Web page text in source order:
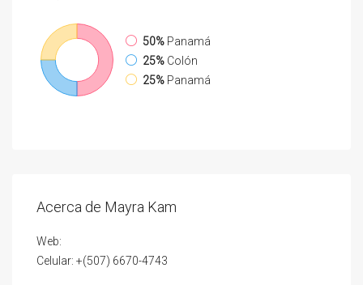
50% Panamá
25% Colón
25% Panamá
Acerca de Mayra Kam
Web:
Celular: +(507) 6670-4743